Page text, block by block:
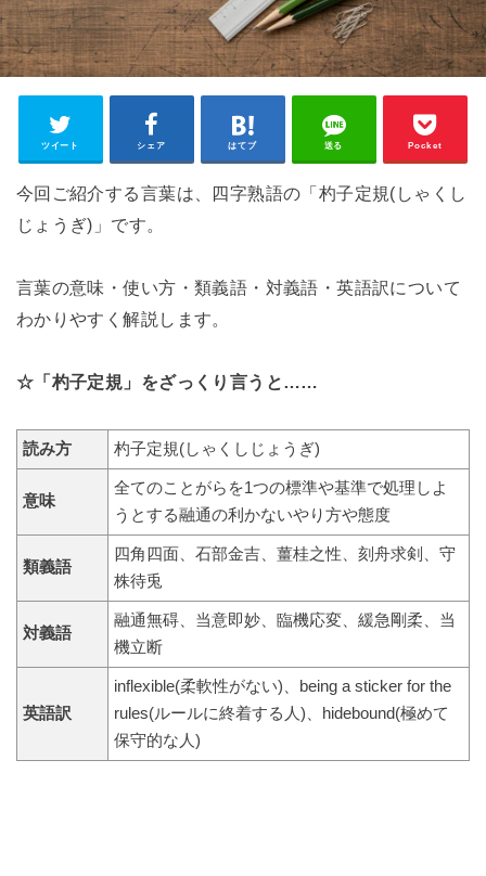
ツイート シェア はてブ 送る Pocket
今回ご紹介する言葉は、四字熟語の「杓子定規(しゃくし
じょうぎ)」です。
言葉の意味・使い方・類義語・対義語・英語訳について
わかりやすく解説します。
☆「杓子定規」をざっくり言うと……
読み方 杓子定規(しゃくしじょうぎ)
意味
全てのことがらを1つの標準や基準で処理しよ
うとする融通の利かないやり方や態度
類義語
四角四面、石部金吉、薑桂之性、刻舟求剣、守
株待兎
対義語
融通無碍、当意即妙、臨機応変、緩急剛柔、当
機立断
英語訳
inflexible(柔軟性がない)、being a sticker for the
rules(ルールに終着する人)、hidebound(極めて
保守的な人)